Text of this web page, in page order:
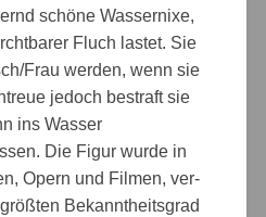
schöne Wassernixe,
Fluch lastet. Sie
Frau werden, wenn sie
jedoch bestraft sie
ins Wasser
Die Figur wurde in
Opern und Filmen, ver-
Bekanntheitsgrad